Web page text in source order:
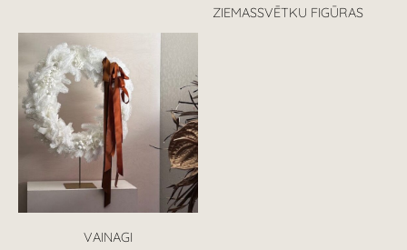
ZIEMASSVĒTKU FIGŪRAS
VAINAGI